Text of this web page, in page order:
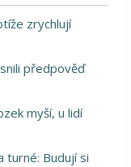
zrychlují
předpověď
myší, u lidí
turné: Budují si